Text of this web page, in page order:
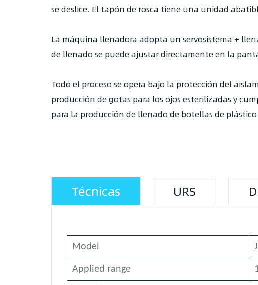
se deslice. El tapón de rosca tiene una unidad
La máquina llenadora adopta un servosistema +
de llenado se puede ajustar directamente en la
Todo el proceso se opera bajo la protección del
producción de gotas para los ojos esterilizadas y
para la producción de llenado de botellas de
Técnicas URS
Model
Applied range